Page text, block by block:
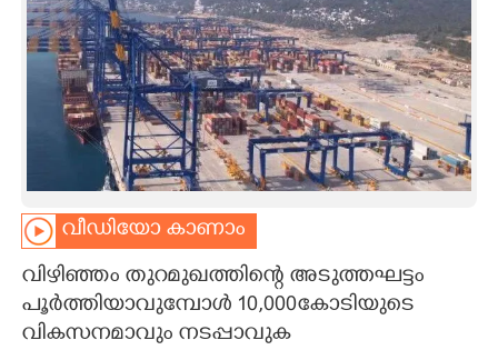
SPIRITUAL
INFO+
ASTRO
CARTOONS
വീഡിയോ കാണാം
വിഴിഞ്ഞം തുറമുഖത്തിന്റെ അടുത്തഘട്ടം
പൂർത്തിയാവുമ്പോൾ 10,000കോടിയുടെ
വികസനമാവും നടപ്പാവുക